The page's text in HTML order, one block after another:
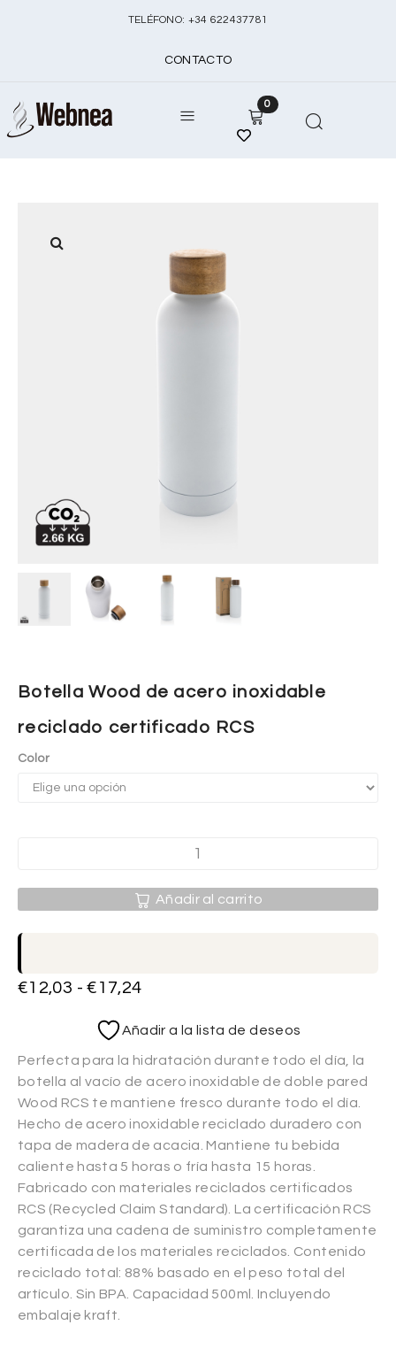
TELÉFONO: +34 622437781
CONTACTO
0
Botella Wood de acero inoxidable
reciclado certificado RCS
Color
Añadir al carrito
€12,03 - € 17,24
Añadir a la lista de deseos
Perfecta para la hidratación durante todo el día, la
botella al vacío de acero inoxidable de doble pared
Wood RCS te mantiene fresco durante todo el día.
Hecho de acero inoxidable reciclado duradero con
tapa de madera de acacia. Mantiene tu bebida
caliente hasta 5 horas o fría hasta 15 horas.
Fabricado con materiales reciclados certificados
RCS (Recycled Claim Standard). La certificación RCS
garantiza una cadena de suministro completamente
certificada de los materiales reciclados. Contenido
reciclado total: 88% basado en el peso total del
artículo. Sin BPA. Capacidad 500ml. Incluyendo
embalaje kraft.